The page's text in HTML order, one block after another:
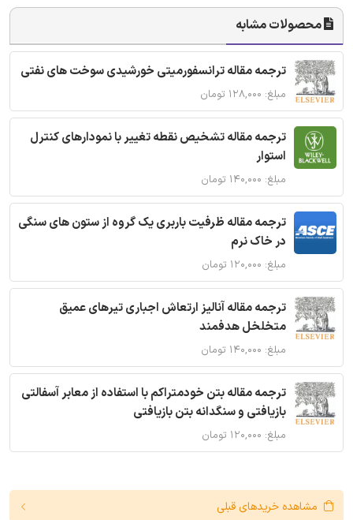
محصولات مشابه
ترجمه مقاله ترانسفورمیتی خورشیدی سوخت های نفتی
مبلغ: ۱۲۸,۰۰۰ تومان
ترجمه مقاله تشخیص نقطه تغییر با نمودارهای کنترل
استوار
مبلغ: ۱۴۰,۰۰۰ تومان
ترجمه مقاله ظرفیت باربری یک گروه از ستون های سنگی
در خاک نرم
مبلغ: ۱۲۰,۰۰۰ تومان
ترجمه مقاله آنالیز ارتعاش اجباری تیرهای عمیق
متخلخل هدفمند
مبلغ: ۱۴۰,۰۰۰ تومان
ترجمه مقاله بتن خودمتراکم با استفاده از معابر آسفالتی
بازیافتی و سنگدانه بتن بازیافتی
مبلغ: ۱۲۰,۰۰۰ تومان
مشاهده خریدهای قبلی